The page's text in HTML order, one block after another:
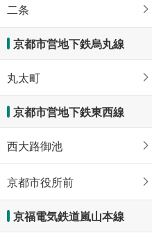
二条
京都市営地下鉄烏丸線
丸太町
京都市営地下鉄東西線
西大路御池
京都市役所前
京福電気鉄道嵐山本線